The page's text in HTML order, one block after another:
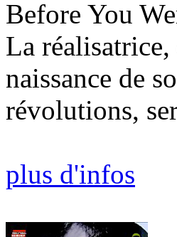
Before You
La
naissance de
révolutions,
plus d'infos